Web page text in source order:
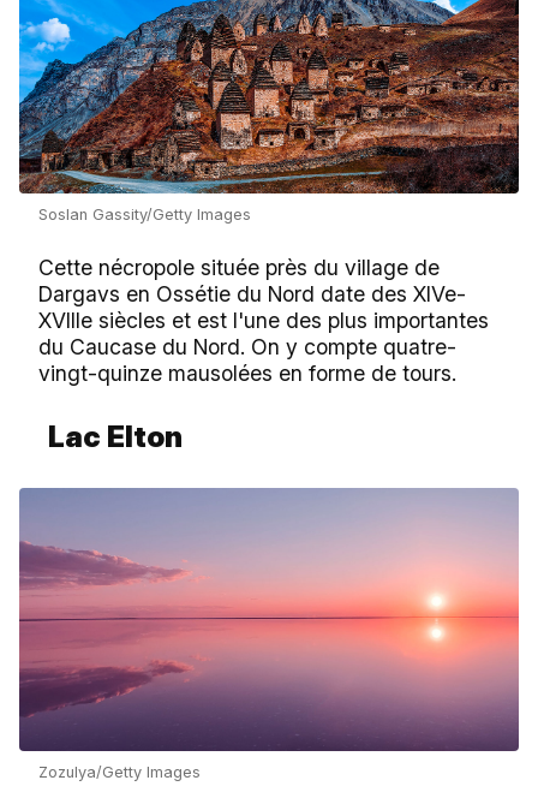
Soslan Gassity/Getty Images
Cette nécropole située près du village de
Dargavs en Ossétie du Nord date des XIVe-
XVIIIe siècles et est l'une des plus importantes
du Caucase du Nord. On y compte quatre-
vingt-quinze mausolées en forme de tours.
Lac Elton
Zozulya/Getty Images